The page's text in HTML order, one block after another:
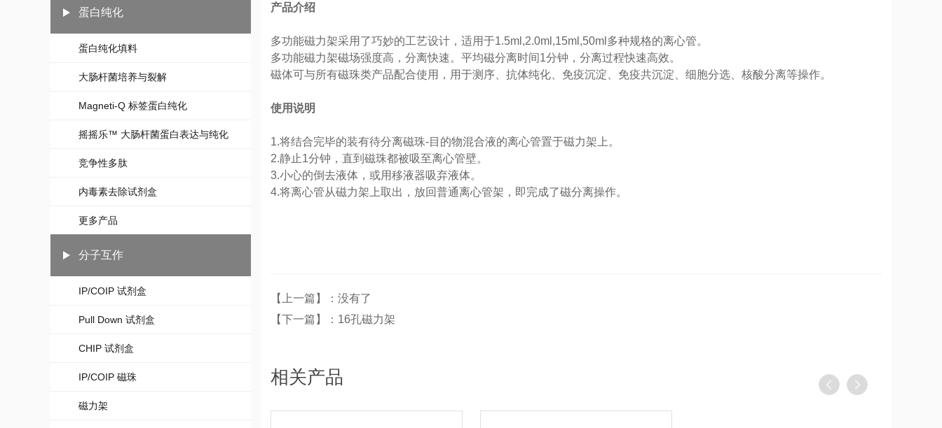
蛋白纯化
蛋白纯化填料
大肠杆菌培养与裂解
Magneti-Q 标签蛋白纯化
摇摇乐™ 大肠杆菌蛋白表达与纯化
竞争性多肽
内毒素去除试剂盒
更多产品
分子互作
IP/COIP 试剂盒
Pull Down 试剂盒
CHIP 试剂盒
IP/COIP 磁珠
磁力架
产品介绍
多功能磁力架采用了巧妙的工艺设计，适用于1.5ml,2.0ml,15ml,50ml多种规格的离心管。
多功能磁力架磁场强度高，分离快速。平均磁分离时间1分钟，分离过程快速高效。
磁体可与所有磁珠类产品配合使用，用于测序、抗体纯化、免疫沉淀、免疫共沉淀、细胞分选、核酸分离等操作。
使用说明
1.将结合完毕的装有待分离磁珠-目的物混合液的离心管置于磁力架上。
2.静止1分钟，直到磁珠都被吸至离心管壁。
3.小心的倒去液体，或用移液器吸弃液体。
4.将离心管从磁力架上取出，放回普通离心管架，即完成了磁分离操作。
【上一篇】：没有了
【下一篇】：16孔磁力架
相关产品